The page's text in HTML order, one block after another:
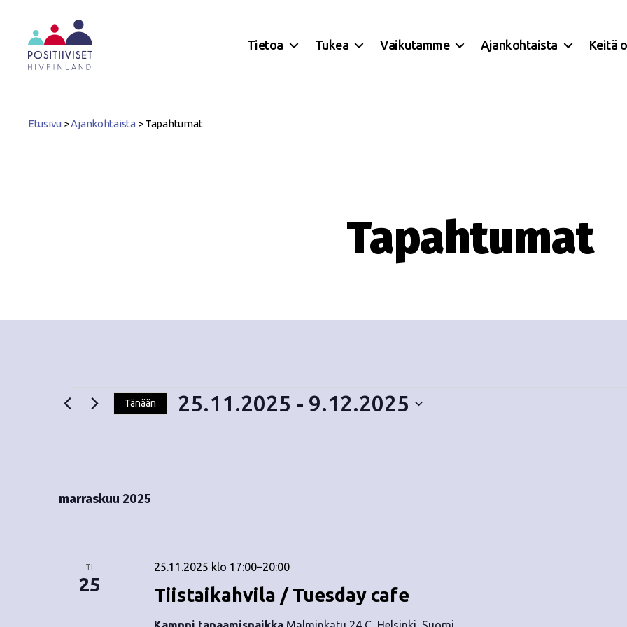
Tietoa Tukea Vaikutamme Ajankohtaista Keitä
Etusivu >Ajankohtaista >Tapahtumat
Tapahtumat
Tänään 25.11.2025 - 9.12.2025
ä
v
marraskuu 2025
TI
25 Tiistaikahvila / Tuesday cafe
25.11.2025 klo 17:00–20:00